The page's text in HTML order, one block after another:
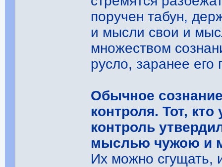
поручен табун,
и мысли свои и
множеством
русло, заранее его
Обычное
контроля. Тот,
контроль
мыслью чужою и
Их можно сгущать,